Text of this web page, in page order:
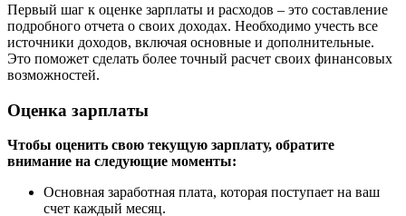
Первый шаг к оценке зарплаты и расходов – это составление
подробного отчета о своих доходах. Необходимо учесть все
источники доходов, включая основные и дополнительные.
Это поможет сделать более точный расчет своих финансовых
возможностей.
Оценка зарплаты
Чтобы оценить свою текущую зарплату, обратите
внимание на следующие моменты:
Основная заработная плата, которая поступает на ваш
счет каждый месяц.